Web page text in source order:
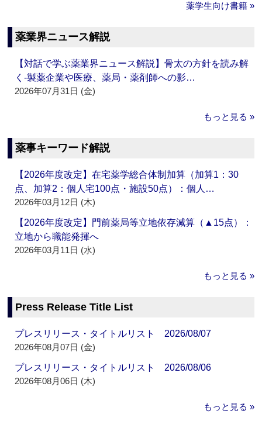
薬学生向け書籍 »
薬業界ニュース解説
【対話で学ぶ薬業界ニュース解説】骨太の方針を読み解
く‐製薬企業や医療、薬局・薬剤師への影…
2026年07月31日 (金)
もっと見る »
薬事キーワード解説
【2026年度改定】在宅薬学総合体制加算（加算1：30
点、加算2：個人宅100点・施設50点）：個人…
2026年03月12日 (木)
【2026年度改定】門前薬局等立地依存減算（▲15点）：
立地から職能発揮へ
2026年03月11日 (水)
もっと見る »
Press Release Title List
プレスリリース・タイトルリスト 2026/08/07
2026年08月07日 (金)
プレスリリース・タイトルリスト 2026/08/06
2026年08月06日 (木)
もっと見る »